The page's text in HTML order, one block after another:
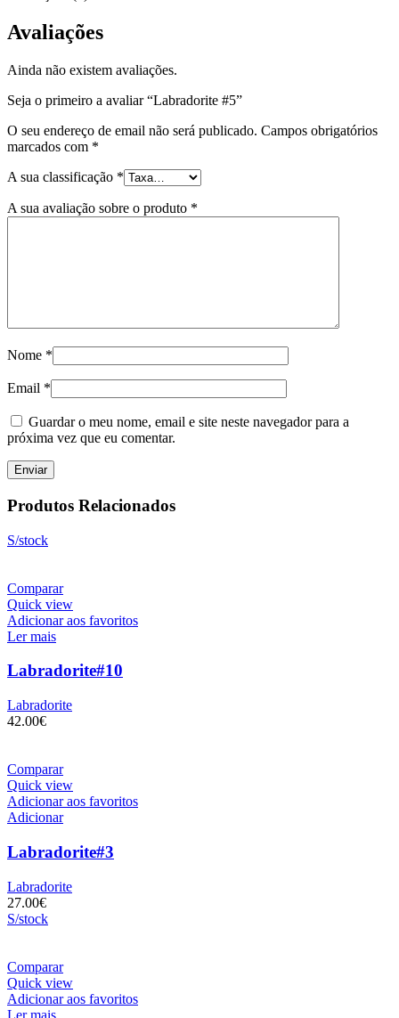
Avaliações
Ainda não existem avaliações.
Seja o primeiro a avaliar “Labradorite #5”
O seu endereço de email não será publicado. Campos obrigatórios
marcados com *
A sua classificação *
A sua avaliação sobre o produto *
Nome *
Email *
Guardar o meu nome, email e site neste navegador para a
próxima vez que eu comentar.
Produtos Relacionados
S/stock
Comparar
Quick view
Adicionar aos favoritos
Ler mais
Labradorite#10
Labradorite
42.00€
Comparar
Quick view
Adicionar aos favoritos
Adicionar
Labradorite#3
Labradorite
27.00€
S/stock
Comparar
Quick view
Adicionar aos favoritos
Ler mais